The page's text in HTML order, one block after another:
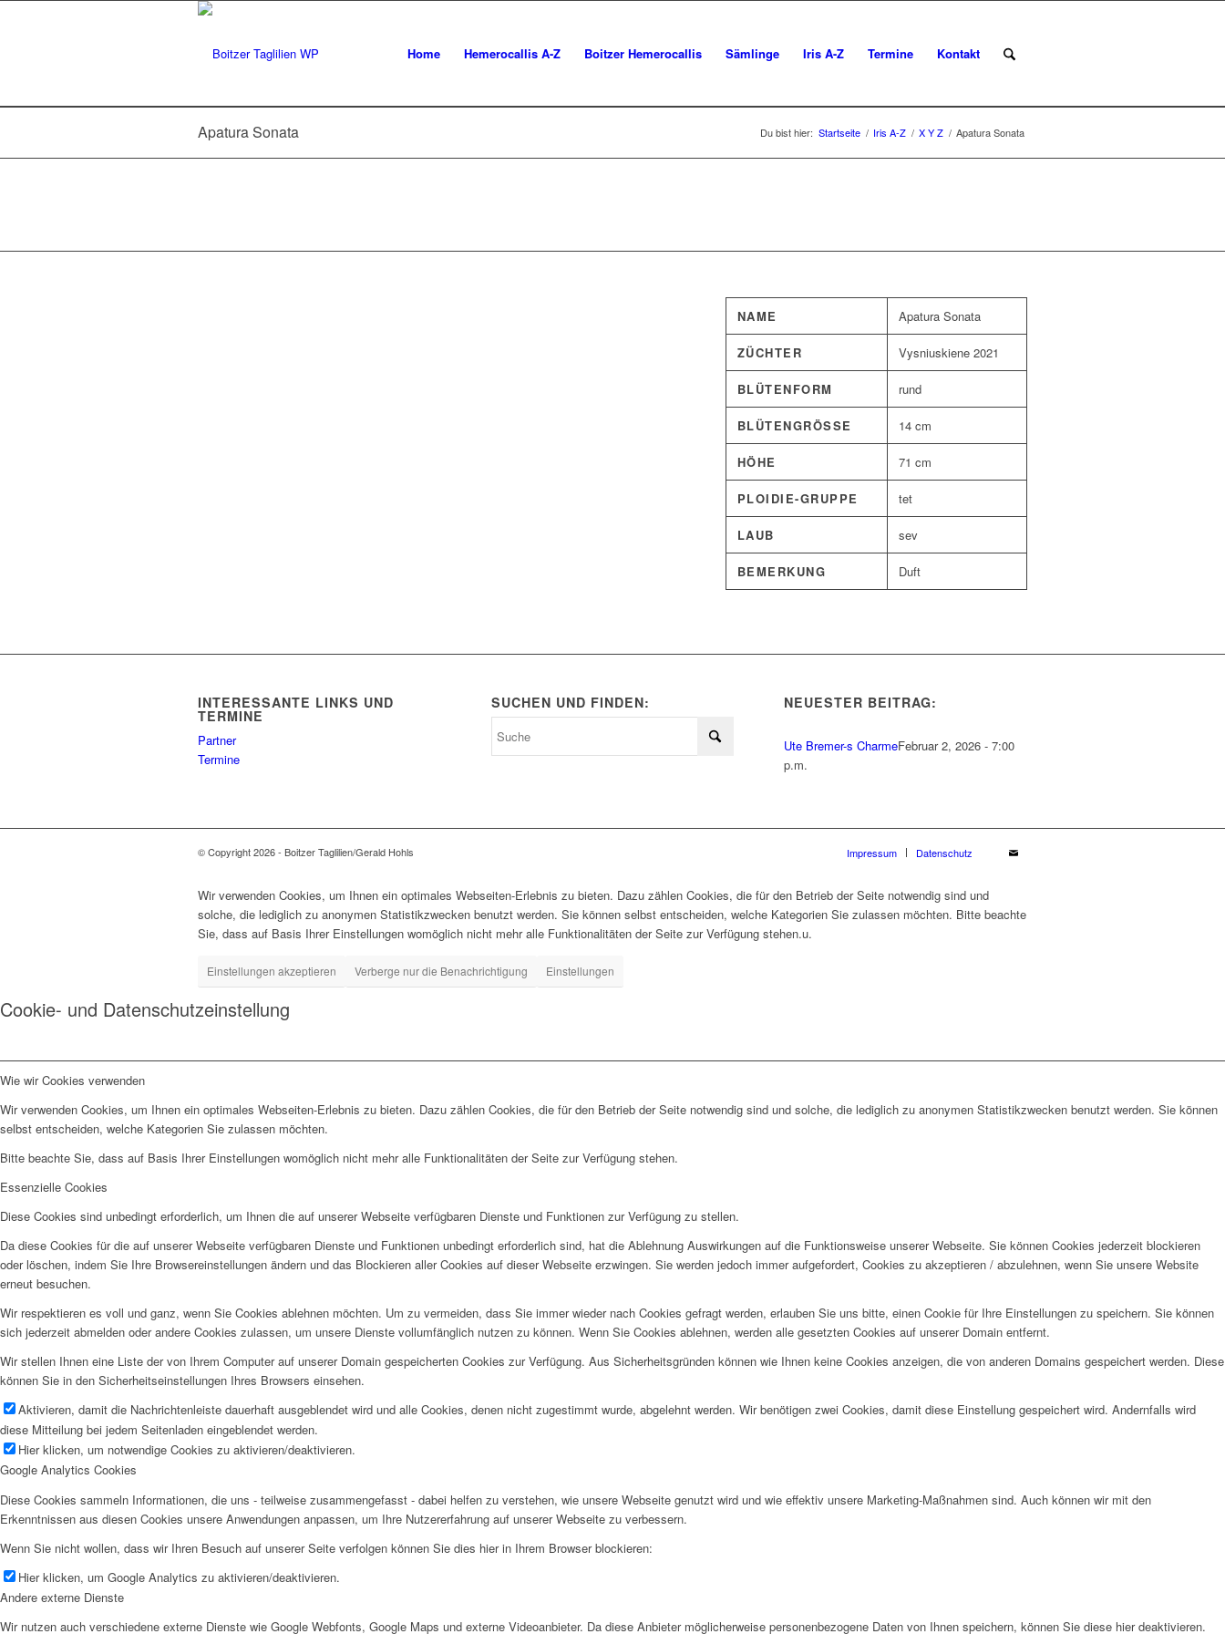
Home Hemerocallis A-Z Boitzer Hemerocallis Sämlinge Iris A-Z Termine Kontakt
Apatura Sonata Du bist hier: Startseite / Iris A-Z / X Y Z / Apatura Sonata
NAME Apatura Sonata
ZÜCHTER Vysniuskiene 2021
BLÜTENFORM rund
BLÜTENGRÖSSE 14 cm
HÖHE 71 cm
PLOIDIE-GRUPPE tet
LAUB sev
BEMERKUNG Duft
INTERESSANTE LINKS UND
TERMINE
Partner
Termine
SUCHEN UND FINDEN: NEUESTER BEITRAG:
Ute Bremer-s CharmeFebruar 2, 2026 - 7:00
p.m.
© Copyright 2026 - Boitzer Taglilien/Gerald Hohls Impressum Datenschutz
Wir verwenden Cookies, um Ihnen ein optimales Webseiten-Erlebnis zu bieten. Dazu zählen Cookies, die für den Betrieb der Seite notwendig sind und
solche, die lediglich zu anonymen Statistikzwecken benutzt werden. Sie können selbst entscheiden, welche Kategorien Sie zulassen möchten. Bitte beachte
Sie, dass auf Basis Ihrer Einstellungen womöglich nicht mehr alle Funktionalitäten der Seite zur Verfügung stehen.u.
Einstellungen akzeptieren Verberge nur die Benachrichtigung Einstellungen
Cookie- und Datenschutzeinstellung
Wie wir Cookies verwenden
Wir verwenden Cookies, um Ihnen ein optimales Webseiten-Erlebnis zu bieten. Dazu zählen Cookies, die für den Betrieb der Seite notwendig sind und solche, die lediglich zu anonymen Statistikzwecken benutzt werden. Sie können
selbst entscheiden, welche Kategorien Sie zulassen möchten.
Bitte beachte Sie, dass auf Basis Ihrer Einstellungen womöglich nicht mehr alle Funktionalitäten der Seite zur Verfügung stehen.
Essenzielle Cookies
Diese Cookies sind unbedingt erforderlich, um Ihnen die auf unserer Webseite verfügbaren Dienste und Funktionen zur Verfügung zu stellen.
Da diese Cookies für die auf unserer Webseite verfügbaren Dienste und Funktionen unbedingt erforderlich sind, hat die Ablehnung Auswirkungen auf die Funktionsweise unserer Webseite. Sie können Cookies jederzeit blockieren
oder löschen, indem Sie Ihre Browsereinstellungen ändern und das Blockieren aller Cookies auf dieser Webseite erzwingen. Sie werden jedoch immer aufgefordert, Cookies zu akzeptieren / abzulehnen, wenn Sie unsere Website
erneut besuchen.
Wir respektieren es voll und ganz, wenn Sie Cookies ablehnen möchten. Um zu vermeiden, dass Sie immer wieder nach Cookies gefragt werden, erlauben Sie uns bitte, einen Cookie für Ihre Einstellungen zu speichern. Sie können
sich jederzeit abmelden oder andere Cookies zulassen, um unsere Dienste vollumfänglich nutzen zu können. Wenn Sie Cookies ablehnen, werden alle gesetzten Cookies auf unserer Domain entfernt.
Wir stellen Ihnen eine Liste der von Ihrem Computer auf unserer Domain gespeicherten Cookies zur Verfügung. Aus Sicherheitsgründen können wie Ihnen keine Cookies anzeigen, die von anderen Domains gespeichert werden. Diese
können Sie in den Sicherheitseinstellungen Ihres Browsers einsehen.
Aktivieren, damit die Nachrichtenleiste dauerhaft ausgeblendet wird und alle Cookies, denen nicht zugestimmt wurde, abgelehnt werden. Wir benötigen zwei Cookies, damit diese Einstellung gespeichert wird. Andernfalls wird
diese Mitteilung bei jedem Seitenladen eingeblendet werden.
Hier klicken, um notwendige Cookies zu aktivieren/deaktivieren.
Google Analytics Cookies
Diese Cookies sammeln Informationen, die uns - teilweise zusammengefasst - dabei helfen zu verstehen, wie unsere Webseite genutzt wird und wie effektiv unsere Marketing-Maßnahmen sind. Auch können wir mit den
Erkenntnissen aus diesen Cookies unsere Anwendungen anpassen, um Ihre Nutzererfahrung auf unserer Webseite zu verbessern.
Wenn Sie nicht wollen, dass wir Ihren Besuch auf unserer Seite verfolgen können Sie dies hier in Ihrem Browser blockieren:
Hier klicken, um Google Analytics zu aktivieren/deaktivieren.
Andere externe Dienste
Wir nutzen auch verschiedene externe Dienste wie Google Webfonts, Google Maps und externe Videoanbieter. Da diese Anbieter möglicherweise personenbezogene Daten von Ihnen speichern, können Sie diese hier deaktivieren.